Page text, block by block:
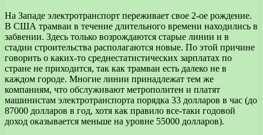
На Западе электротранспорт переживает свое 2-ое рождение.
В США трамваи в течение длительного времени находились в
забвении. Здесь только возрождаются старые линии и в
стадии строительства располагаются новые. По этой причине
говорить о каких-то среднестатистических зарплатах по
стране не приходится, так как трамваи есть далеко не в
каждом городе. Многие линии принадлежат тем же
компаниям, что обслуживают метрополитен и платят
машинистам электротранспорта порядка 33 долларов в час (до
87000 долларов в год, хотя как правило все-таки годовой
доход оказывается меньше на уровне 55000 долларов).